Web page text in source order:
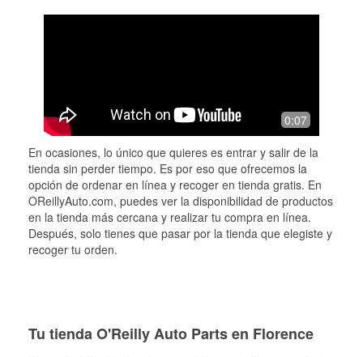
0:07
En ocasiones, lo único que quieres es entrar y salir de la
tienda sin perder tiempo. Es por eso que ofrecemos la
opción de ordenar en línea y recoger en tienda gratis. En
OReillyAuto.com, puedes ver la disponibilidad de productos
en la tienda más cercana y realizar tu compra en línea.
Después, solo tienes que pasar por la tienda que elegiste y
recoger tu orden.
Tu tienda O'Reilly Auto Parts en Florence